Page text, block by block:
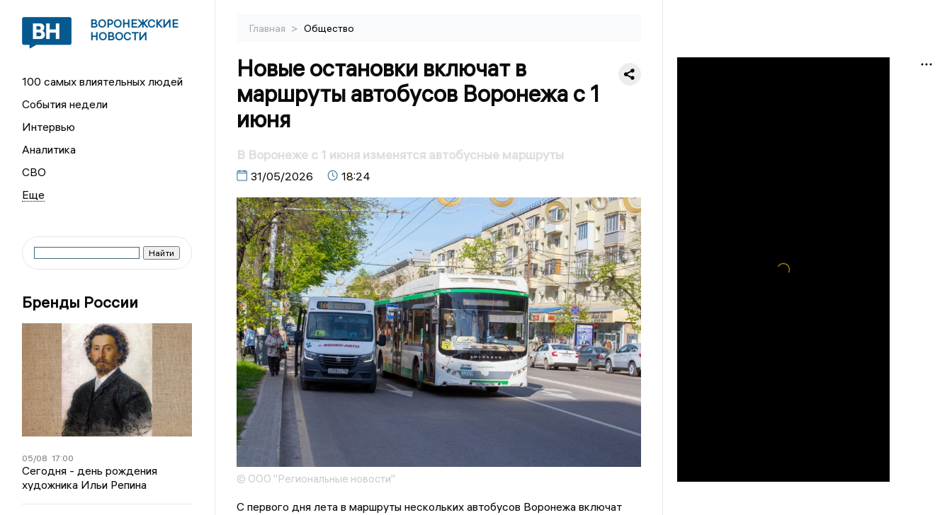
ВОРОНЕЖСКИЕ
НОВОСТИ
100 самых влиятельных людей
События недели
Интервью
Аналитика
СВО
Бренды России
05/08 17:00
Сегодня - день рождения
художника Ильи Репина
Главная > Общество
Новые остановки включат в
маршруты автобусов Воронежа с 1
июня
В Воронеже с 1 июня изменятся автобусные маршруты
31/05/2026 18:24
© ООО "Региональные новости"
С первого дня лета в маршруты нескольких автобусов Воронежа включат